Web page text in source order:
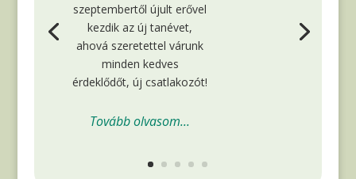
szeptembertől újult erővel
kezdik az új tanévet,
ahová szeretettel várunk
minden kedves
érdeklődőt, új csatlakozót!
Tovább olvasom...